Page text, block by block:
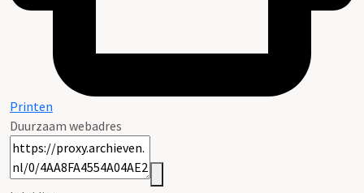
Printen
Duurzaam webadres